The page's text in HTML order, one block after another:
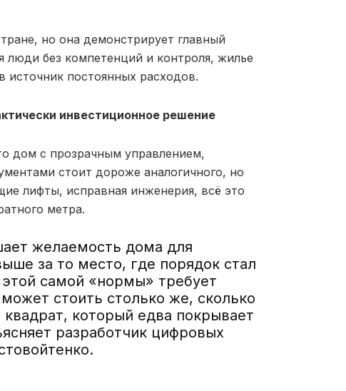
но она демонстрирует главный
люди без компетенций и контроля, жилье
источник постоянных расходов.
инвестиционное решение
дом с прозрачным управлением,
стоит дороже аналогичного, но
лифты, исправная инженерия, всё это
метра.
желаемость дома для
за то место, где порядок стал
самой «нормы» требует
стоить столько же, сколько
который едва покрывает
разработчик цифровых